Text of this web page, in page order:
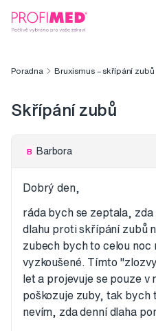
Poradna Bruxismus – skřípání zubů
Skřípání zubů
B Barbora
Dobrý den,
ráda bych se zeptala, zda
dlahu proti skřípání zubů
zubech bych to celou noc
vyzkoušené. Tímto
let a projevuje se pouze
poškozuje zuby, tak bych
nevím, zda denní dlaha